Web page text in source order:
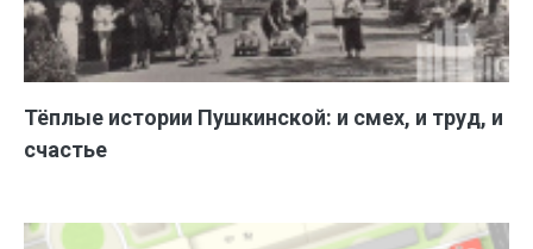
Тёплые истории Пушкинской: и смех, и труд, и
счастье